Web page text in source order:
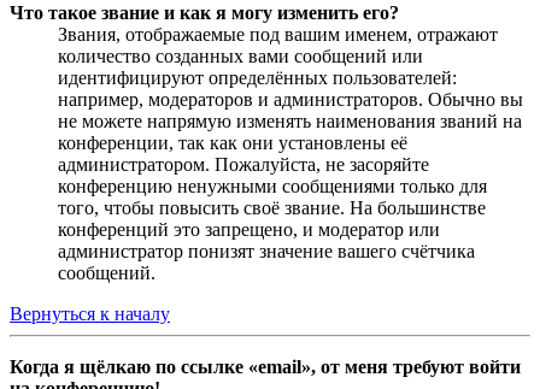
Что такое звание и как я могу изменить его?
Звания, отображаемые под вашим именем, отражают
количество созданных вами сообщений или
идентифицируют определённых пользователей:
например, модераторов и администраторов. Обычно вы
не можете напрямую изменять наименования званий на
конференции, так как они установлены её
администратором. Пожалуйста, не засоряйте
конференцию ненужными сообщениями только для
того, чтобы повысить своё звание. На большинстве
конференций это запрещено, и модератор или
администратор понизят значение вашего счётчика
сообщений.
Вернуться к началу
Когда я щёлкаю по ссылке «email», от меня требуют войти